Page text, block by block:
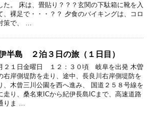
た。 床は、畳貼り？？？玄関の下駄箱に靴を入
、裸足で・・・？？ 夕食のバイキングは、コロ
策で、 …
半島 ２泊３日の旅（１日目）
２１日金曜日 １２：３０頃 岐阜を出発 木曽
右岸側堤防を走り、途中、長良川右岸側堤防を
、木曾三川公園を西へ進み、 国道２５８号線を
走り、桑名東ICから紀伊長島ICまで、高速道路
りま …